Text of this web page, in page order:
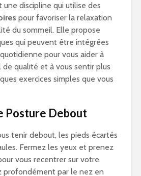
une discipline qui utilise des
pour favoriser la relaxation
du sommeil. Elle propose
qui peuvent être intégrées
pour vous aider à
qualité et à vous sentir plus
exercices simples que vous
Posture Debout
tenir debout, les pieds écartés
Fermez les yeux et prenez
vous recentrer sur votre
profondément par le nez en